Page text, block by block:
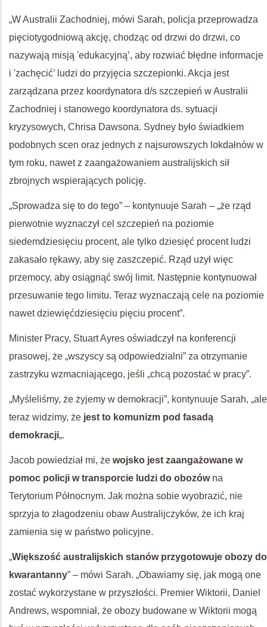
„W Australii Zachodniej, mówi Sarah, policja przeprowadza
pięciotygodniową akcję, chodząc od drzwi do drzwi, co
nazywają misją 'edukacyjną’, aby rozwiać błędne informacje
i 'zachęcić’ ludzi do przyjęcia szczepionki. Akcja jest
zarządzana przez koordynatora d/s szczepień w Australii
Zachodniej i stanowego koordynatora ds. sytuacji
kryzysowych, Chrisa Dawsona. Sydney było świadkiem
podobnych scen oraz jednych z najsurowszych lokdałnów w
tym roku, nawet z zaangażowaniem australijskich sił
zbrojnych wspierających policję.
„Sprowadza się to do tego” – kontynuuje Sarah – „że rząd
pierwotnie wyznaczył cel szczepień na poziomie
siedemdziesięciu procent, ale tylko dziesięć procent ludzi
zakasało rękawy, aby się zaszczepić. Rząd użył więc
przemocy, aby osiągnąć swój limit. Następnie kontynuował
przesuwanie tego limitu. Teraz wyznaczają cele na poziomie
nawet dziewięćdziesięciu pięciu procent”.
Minister Pracy, Stuart Ayres oświadczył na konferencji
prasowej, że „wszyscy są odpowiedzialni” za otrzymanie
zastrzyku wzmacniającego, jeśli „chcą pozostać w pracy”.
„Myśleliśmy, że żyjemy w demokracji”, kontynuuje Sarah, „ale
teraz widzimy, że jest to komunizm pod fasadą
demokracji„.
Jacob powiedział mi, że wojsko jest zaangażowane w
pomoc policji w transporcie ludzi do obozówna
Terytorium Północnym. Jak można sobie wyobrazić, nie
sprzyja to złagodzeniu obaw Australijczyków, że ich kraj
zamienia się w państwo policyjne.
„Większość australijskich stanów przygotowuje obozy do
kwarantanny” – mówi Sarah. „Obawiamy się, jak mogą one
zostać wykorzystane w przyszłości. Premier Wiktorii, Daniel
Andrews, wspomniał, że obozy budowane w Wiktorii mogą